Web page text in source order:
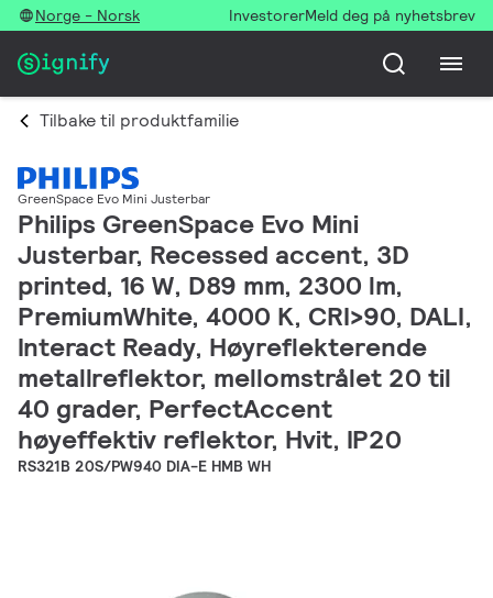
Norge - Norsk InvestorerMeld deg på nyhetsbrev
Tilbake til produktfamilie
GreenSpace Evo Mini Justerbar
Philips GreenSpace Evo Mini
Justerbar, Recessed accent, 3D
printed, 16 W, D89 mm, 2300 lm,
PremiumWhite, 4000 K, CRI>90, DALI,
Interact Ready, Høyreflekterende
metallreflektor, mellomstrålet 20 til
40 grader, PerfectAccent
høyeffektiv reflektor, Hvit, IP20
RS321B 20S/PW940 DIA-E HMB WH